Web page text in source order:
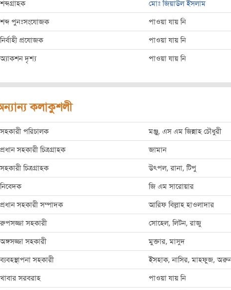
শব্দগ্রাহক মোঃ জিয়াউল ইসলাম
শব্দ পুনঃসংযোজক পাওয়া যায় নি
নির্বাহী প্রযোজক পাওয়া যায় নি
অ্যাকশন দৃশ্য পাওয়া যায় নি
কলাকুশলী
সহকারী পরিচালক মঞ্জু, এস এম জিন্নাহ চৌধুরী
প্রধান সহকারী চিত্রগ্রাহক জামান
সহকারী চিত্রগ্রাহক উৎপল, রানা, টিপু
নিবেদক জি এম সারোয়ার
প্রধান সহকারী সম্পাদক আরিফ বিল্লাহ হাওলাদার
রুপসজ্জা সহকারী সোহেল, লিটন, রাজু
অঙ্গসজ্জা সহকারী মুক্তার, মাসুদ
ব্যবহস্থাপনা সহকারী ইসহাক, নাসির, মাহফুজ,
খাবার সরবরাহ পাওয়া যায় নি